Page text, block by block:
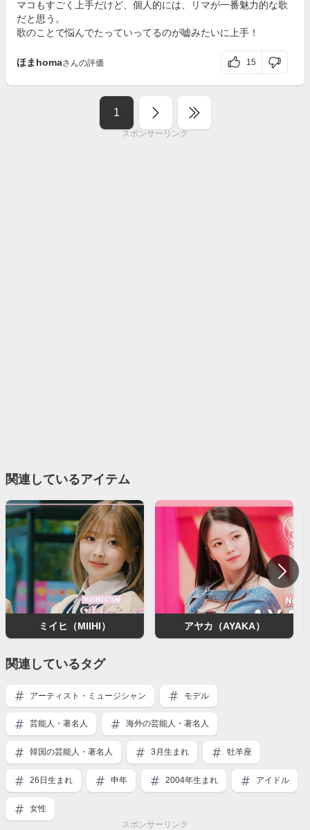
マコもすごく上手だけど、個人的には、リマが一番魅力的な歌
だと思う。
歌のことで悩んでたっていってるのが嘘みたいに上手！
ほまhomaさんの評価 15
1
スポンサーリンク
関連しているアイテム
ミイヒ（MIIHI） アヤカ（AYAKA）
関連しているタグ
アーティスト・ミュージシャン モデル
芸能人・著名人 海外の芸能人・著名人
韓国の芸能人・著名人 3月生まれ 牡羊座
26日生まれ 申年 2004年生まれ アイドル
女性
スポンサーリンク